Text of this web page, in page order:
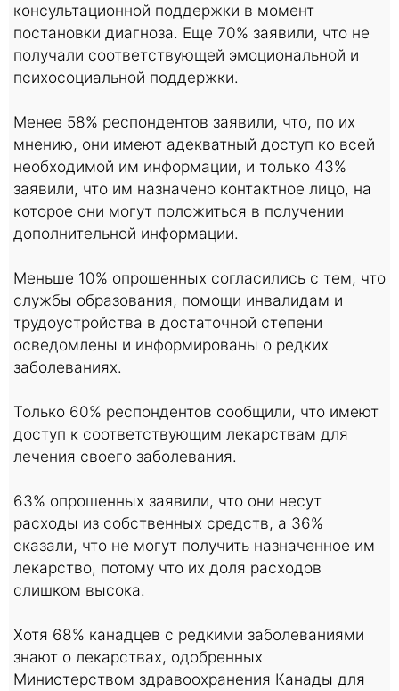
консультационной поддержки в момент
постановки диагноза. Еще 70% заявили, что не
получали соответствующей эмоциональной и
психосоциальной поддержки.
Менее 58% респондентов заявили, что, по их
мнению, они имеют адекватный доступ ко всей
необходимой им информации, и только 43%
заявили, что им назначено контактное лицо, на
которое они могут положиться в получении
дополнительной информации.
Меньше 10% опрошенных согласились с тем, что
службы образования, помощи инвалидам и
трудоустройства в достаточной степени
осведомлены и информированы о редких
заболеваниях.
Только 60% респондентов сообщили, что имеют
доступ к соответствующим лекарствам для
лечения своего заболевания.
63% опрошенных заявили, что они несут
расходы из собственных средств, а 36%
сказали, что не могут получить назначенное им
лекарство, потому что их доля расходов
слишком высока.
Хотя 68% канадцев с редкими заболеваниями
знают о лекарствах, одобренных
Министерством здравоохранения Канады для